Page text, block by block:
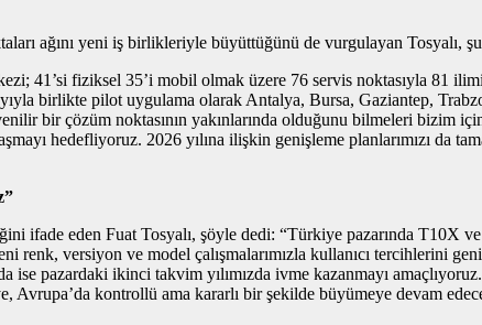
ağını yeni iş birlikleriyle büyüttüğünü de vurgulayan Tosyalı,
41’si fiziksel 35’i mobil olmak üzere 76 servis noktasıyla 81
birlikte pilot uygulama olarak Antalya, Bursa, Gaziantep,
bir çözüm noktasının yakınlarında olduğunu bilmeleri bizim
hedefliyoruz. 2026 yılına ilişkin genişleme planlarımızı da
ifade eden Fuat Tosyalı, şöyle dedi: “Türkiye pazarında T10X ve
renk, versiyon ve model çalışmalarımızla kullanıcı tercihlerini
ise pazardaki ikinci takvim yılımızda ivme kazanmayı
kontrollü ama kararlı bir şekilde büyümeye devam